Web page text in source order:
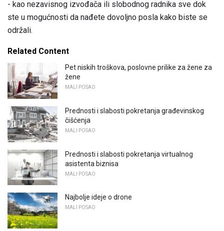
- kao nezavisnog izvođača ili slobodnog radnika sve dok
ste u mogućnosti da nađete dovoljno posla kako biste se
održali.
Related Content
Pet niskih troškova, poslovne prilike za žene za
žene
MALI POSAO
Prednosti i slabosti pokretanja građevinskog
čišćenja
MALI POSAO
Prednosti i slabosti pokretanja virtualnog
asistenta biznisa
MALI POSAO
Najbolje ideje o drone
MALI POSAO